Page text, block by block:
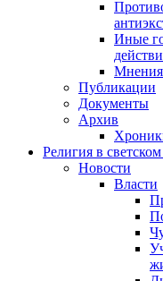
Иные
Мнения
Публикации
Документы
Архив
Религия в
Новости
Власти